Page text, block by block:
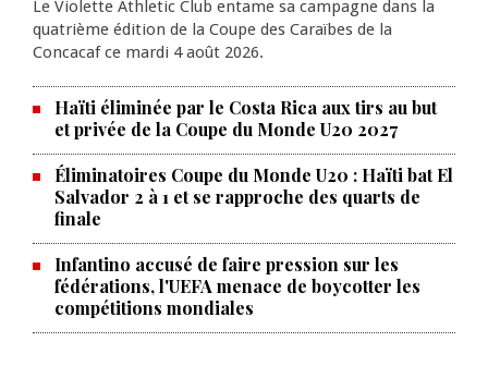
Le Violette Athletic Club entame sa campagne dans la
quatrième édition de la Coupe des Caraïbes de la
Concacaf ce mardi 4 août 2026.
Haïti éliminée par le Costa Rica aux tirs au but
et privée de la Coupe du Monde U20 2027
Éliminatoires Coupe du Monde U20 : Haïti bat El
Salvador 2 à 1 et se rapproche des quarts de
finale
Infantino accusé de faire pression sur les
fédérations, l'UEFA menace de boycotter les
compétitions mondiales